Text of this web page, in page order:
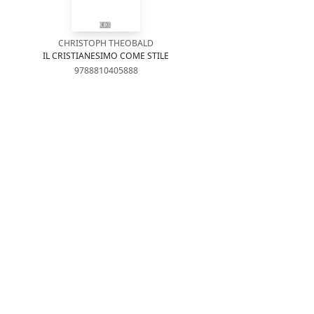
CHRISTOPH THEOBALD
IL CRISTIANESIMO COME STILE
9788810405888